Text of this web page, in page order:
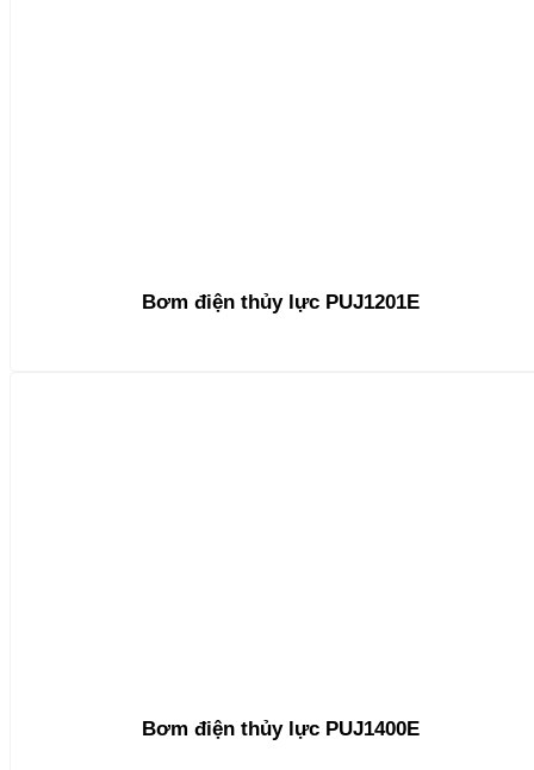
Bơm điện thủy lực PUJ1201E
Bơm điện thủy lực PUJ1400E